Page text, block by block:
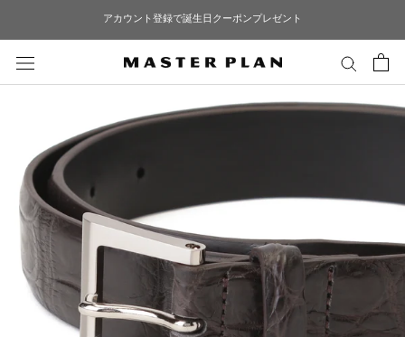
アカウント登録で誕生日クーポンプレゼント